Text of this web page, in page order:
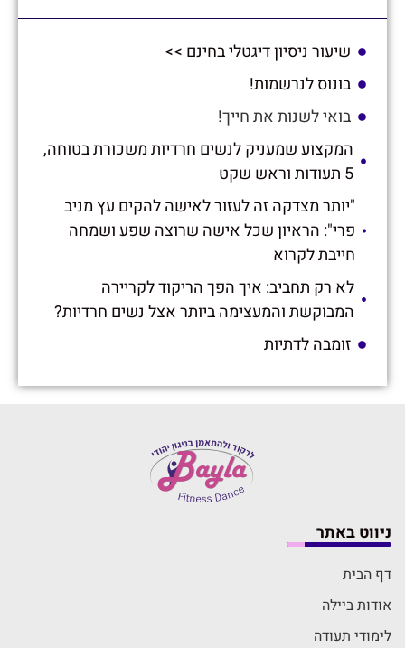
שיעור ניסיון דיגטלי בחינם >>
בונוס לנרשמות!
בואי לשנות את חייך!
המקצוע שמעניק לנשים חרדיות משכורת בטוחה,
5 תעודות וראש שקט
"יותר מצדקה זה לעזור לאישה להקים עץ מניב
פרי": הראיון שכל אישה שרוצה שפע ושמחה
חייבת לקרוא
לא רק תחביב: איך הפך הריקוד לקריירה
המבוקשת והמעצימה ביותר אצל נשים חרדיות?
זומבה לדתיות
ניווט באתר
דף הבית
אודות ביילה
לימודי תעודה